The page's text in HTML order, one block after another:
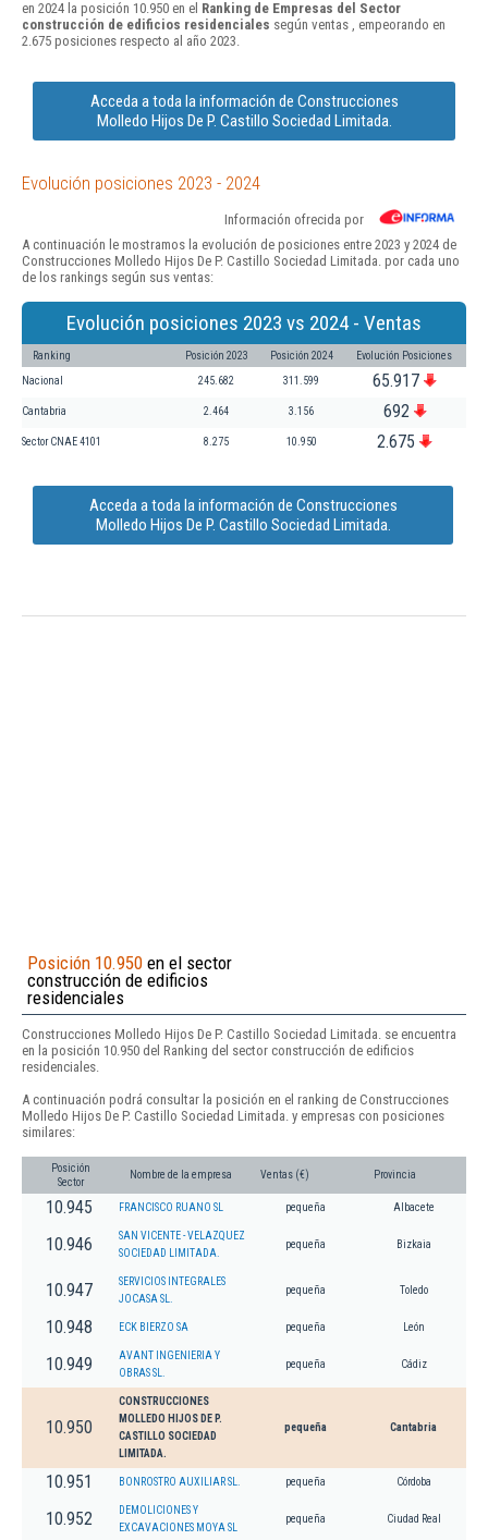
en 2024 la posición 10.950 en el Ranking de Empresas del Sector
construcción de edificios residenciales según ventas , empeorando en
2.675 posiciones respecto al año 2023.
Acceda a toda la información de Construcciones
Molledo Hijos De P. Castillo Sociedad Limitada.
Evolución posiciones 2023 - 2024
Información ofrecida por
A continuación le mostramos la evolución de posiciones entre 2023 y 2024 de
Construcciones Molledo Hijos De P. Castillo Sociedad Limitada. por cada uno
de los rankings según sus ventas:
Evolución posiciones 2023 vs 2024 - Ventas
Ranking Posición 2023 Posición 2024 Evolución Posiciones
Nacional 245.682 311.599 65.917
Cantabria 2.464 3.156 692
Sector CNAE 4101 8.275 10.950 2.675
Acceda a toda la información de Construcciones
Molledo Hijos De P. Castillo Sociedad Limitada.
Posición 10.950 en el sector
construcción de edificios
residenciales
Construcciones Molledo Hijos De P. Castillo Sociedad Limitada. se encuentra
en la posición 10.950 del Ranking del sector construcción de edificios
residenciales.
A continuación podrá consultar la posición en el ranking de Construcciones
Molledo Hijos De P. Castillo Sociedad Limitada. y empresas con posiciones
similares:
Posición
Sector
Nombre de la empresa Ventas (€) Provincia
10.945 FRANCISCO RUANO SL pequeña Albacete
10.946
SAN VICENTE - VELAZQUEZ
SOCIEDAD LIMITADA.
pequeña Bizkaia
10.947
SERVICIOS INTEGRALES
JOCASA SL.
pequeña Toledo
10.948 ECK BIERZO SA pequeña León
10.949
AVANT INGENIERIA Y
OBRAS SL.
pequeña Cádiz
10.950
CONSTRUCCIONES
MOLLEDO HIJOS DE P.
CASTILLO SOCIEDAD
LIMITADA.
pequeña Cantabria
10.951 BONROSTRO AUXILIAR SL. pequeña Córdoba
10.952
DEMOLICIONES Y
EXCAVACIONES MOYA SL
pequeña Ciudad Real